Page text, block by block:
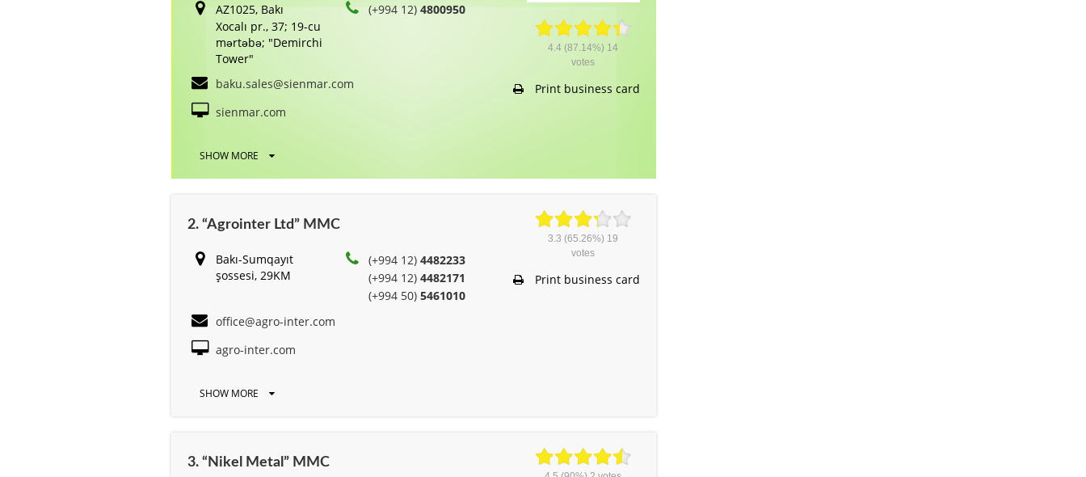
AZ1025, Bakı
Xocalı pr., 37; 19-cu
mərtəbə; "Demirchi
Tower"
(+994 12)4800950
baku.sales@sienmar.com
sienmar.com
SHOW MORE
4.4 (87.14%) 14
votes
Print business card
2. “Agrointer Ltd” MMC
Bakı-Sumqayıt
şossesi, 29KM
(+994 12)4482233
(+994 12)4482171
(+994 50)5461010
office@agro-inter.com
agro-inter.com
SHOW MORE
3.3 (65.26%) 19
votes
Print business card
3. “Nikel Metal” MMC